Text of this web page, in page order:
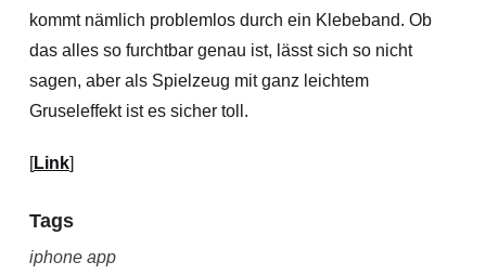
kommt nämlich problemlos durch ein Klebeband. Ob
das alles so furchtbar genau ist, lässt sich so nicht
sagen, aber als Spielzeug mit ganz leichtem
Gruseleffekt ist es sicher toll.
[Link]
Tags
iphone app